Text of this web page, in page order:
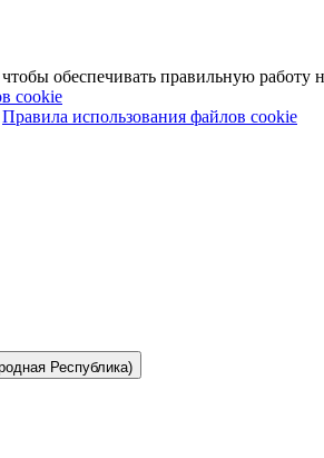
обеспечивать правильную работу
cookie
Правила использования файлов cookie
Республика)